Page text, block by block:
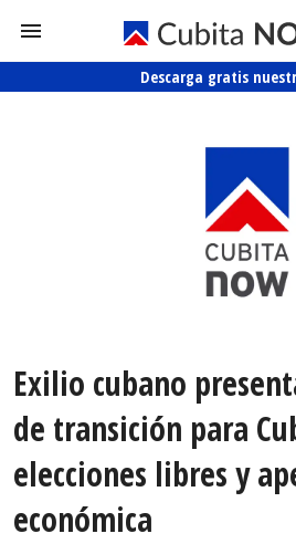
Descarga gratis
Exilio cubano
de transición para
elecciones libres y
económica